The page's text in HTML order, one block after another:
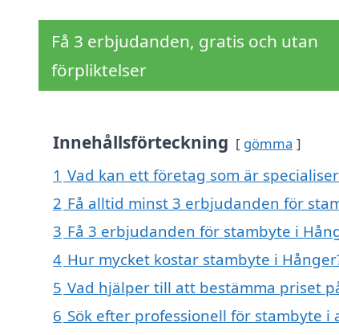
Få 3 erbjudanden, gratis och utan
förpliktelser
Innehållsförteckning gömma
1 Vad kan ett företag som är
2 Få alltid minst 3 erbjudanden för
3 Få 3 erbjudanden för stambyte i
4 Hur mycket kostar stambyte i
5 Vad hjälper till att bestämma priset
6 Sök efter professionell för stambyte